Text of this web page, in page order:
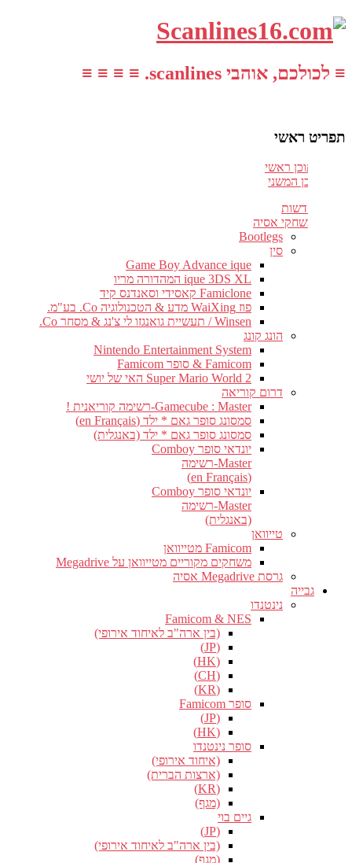
≡ לכולכם, אוהבי scanlines. ≡ ≡ ≡ ≡
תפריט ראשי
עבור לתוכן ראשי
דלג לתוכן המשני
חדשות
משחקי אסיה
Bootlegs
סין
Game Boy Advance ique
ique 3DS XL המהדורה מריו
Famiclone קאסידי וסאנדנס קיד
פוז WaiXing מדע & הטכנולוגיה Co. בע"מ.
Winsen / תעשיית גואנגזו לי צ'נג & מסחר Co.
הונג קונג
Nintendo Entertainment System
Famicom & סופר Famicom
Super Mario World 2 האי של יושי
דרום קוריאה
Gamecube : Master-רשימה קוריאנית !
סמסונג סופר גאם * ילד (en Français)
סמסונג סופר גאם * ילד (באנגלית)
יונדאי סופר Comboy
Master-רשימה
(en Français)
יונדאי סופר Comboy
Master-רשימה
(באנגלית)
טייוואן
Famicom מטייוואן
משחקים מקוריים מטייוואן על Megadrive
גרסת Megadrive אסיה
גבייה
נינטנדו
Famicom & NES
(בין ארה"ב לאיחוד אירופי)
(JP)
(HK)
(CH)
(KR)
סופר Famicom
(JP)
(HK)
סופר נינטנדו
(איחוד אירופי)
(ארצות הברית)
(KR)
(מגף)
גיים בוי
(JP)
(בין ארה"ב לאיחוד אירופי)
(מגף)